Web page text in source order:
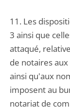
11. Les
3 ainsi que
attaqué,
de notaires
ainsi qu'aux
imposent au
notariat de